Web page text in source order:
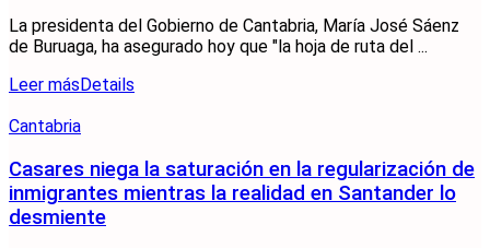
La presidenta del Gobierno de Cantabria, María José Sáenz
de Buruaga, ha asegurado hoy que "la hoja de ruta del ...
Leer más Details
Cantabria
Casares niega la saturación en la regularización de
inmigrantes mientras la realidad en Santander lo
desmiente